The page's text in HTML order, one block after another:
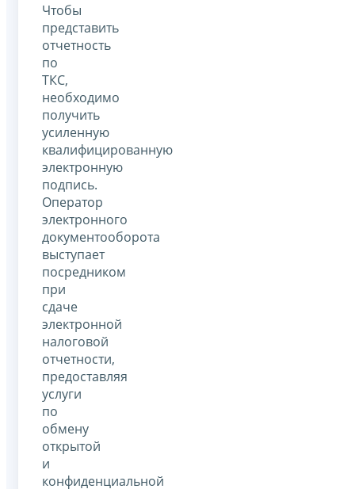
Чтобы
представить
отчетность
по
ТКС,
необходимо
получить
усиленную
квалифицированную
электронную
подпись.
Оператор
электронного
документооборота
выступает
посредником
при
сдаче
электронной
налоговой
отчетности,
предоставляя
услуги
по
обмену
открытой
и
конфиденциальной